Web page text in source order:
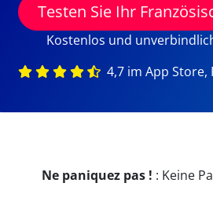
Testen Sie Ihr
Kostenlos und
4,7 im App
Ne paniquez pas ! : Keine